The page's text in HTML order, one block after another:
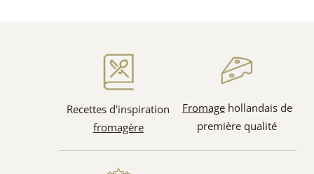
Recettes d'inspiration
fromagère
Fromagehollandais de
première qualité